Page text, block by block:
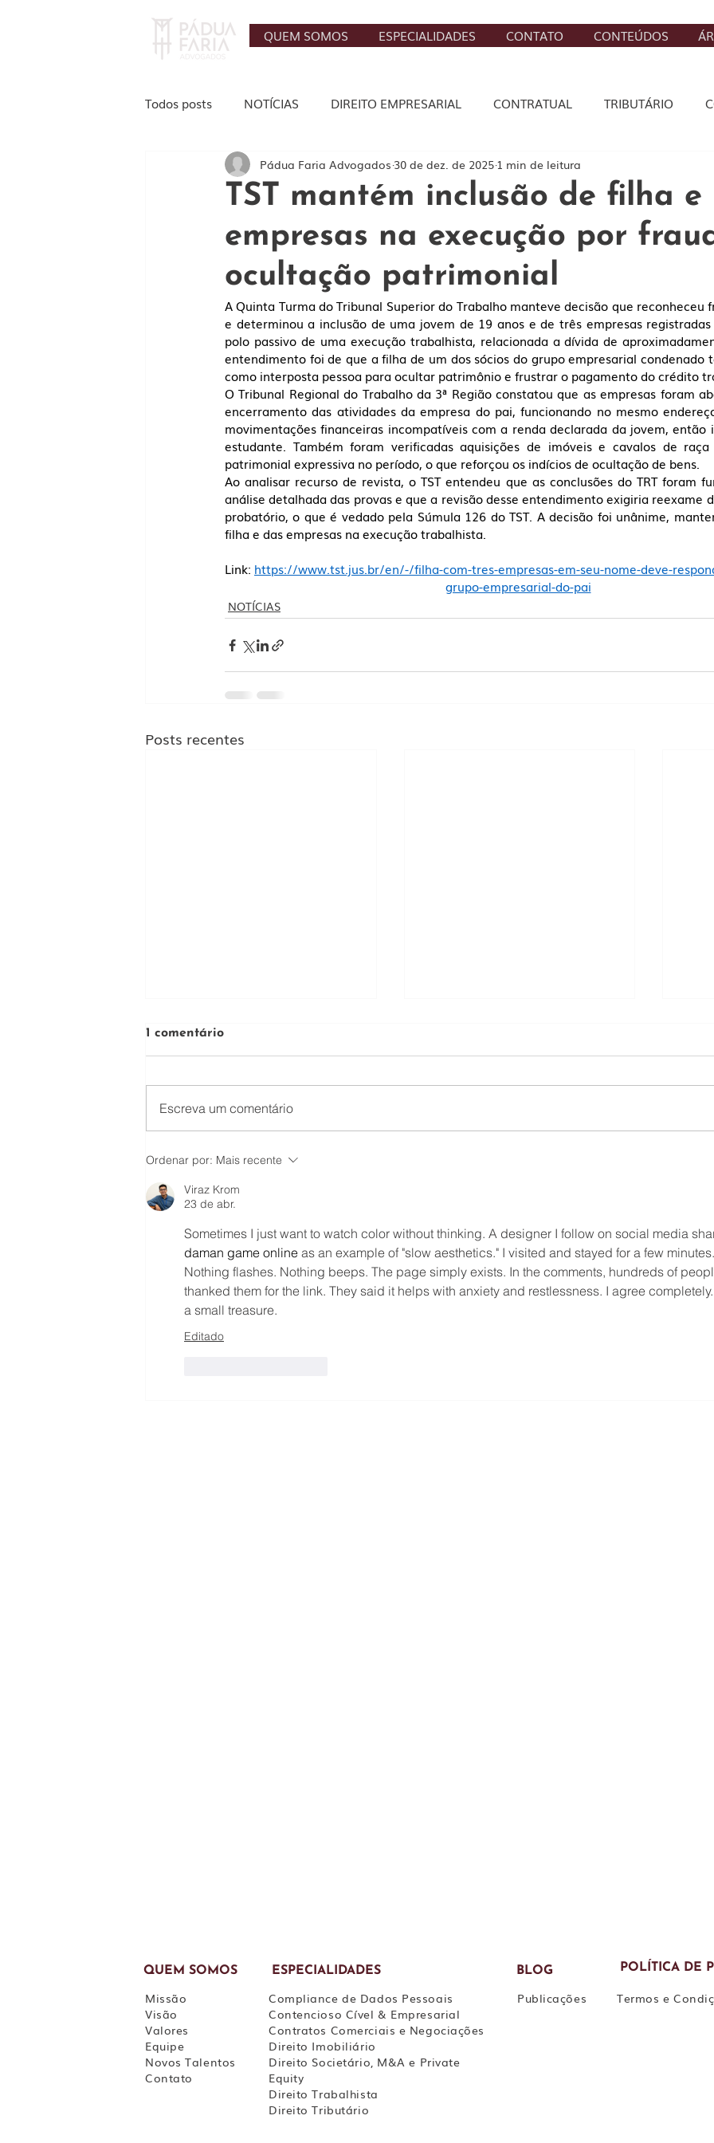
QUEM SOMOS ESPECIALIDADES CONTATO CONTEÚDOS
Todos posts NOTÍCIAS DIREITO EMPRESARIAL CONTRATUAL TRIBUTÁRIO
AGRONEGÓCIO TRABALHISTA CÍVEL DIREITO DIGITAL BANCÁRIO,
IMOBILIÁRIO
TST mantém inclusão de filha e
empresas na execução por
ocultação patrimonial
Pádua Faria Advogados 30 de dez. de 20251 min de leitura
A Quinta Turma do Tribunal Superior do Trabalho manteve decisão que reconheceu
e determinou a inclusão de uma jovem de 19 anos e de três empresas
polo passivo de uma execução trabalhista, relacionada a dívida de
entendimento foi de que a filha de um dos sócios do grupo empresarial condenado
como interposta pessoa para ocultar patrimônio e frustrar o pagamento do crédito
O Tribunal Regional do Trabalho da 3ª Região constatou que as empresas foram
encerramento das atividades da empresa do pai, funcionando no mesmo
movimentações financeiras incompatíveis com a renda declarada da jovem, então
estudante. Também foram verificadas aquisições de imóveis e cavalos de
patrimonial expressiva no período, o que reforçou os indícios de ocultação de bens.
Ao analisar recurso de revista, o TST entendeu que as conclusões do TRT foram
análise detalhada das provas e que a revisão desse entendimento exigiria reexame
probatório, o que é vedado pela Súmula 126 do TST. A decisão foi unânime,
filha e das empresas na execução trabalhista.
Link: https://www.tst.jus.br/en/-/filha-com-tres-empresas-em-seu-nome-deve-
grupo-empresarial-do-pai
NOTÍCIAS
Posts recentes
Justiça suspende regra da
Lei 15.270/25 que
condicionava isenção de IR
sobre dividendos à
aprovação até 31/12/2025
MILIONÁRIA
1 comentário
Escreva um comentário
Ordenar por: Mais recente
Viraz Krom
23 de abr.
Sometimes I just want to watch color without thinking. A designer I follow on social media
daman game online as an example of "slow aesthetics." I visited and stayed for a few minutes.
Nothing flashes. Nothing beeps. The page simply exists. In the comments, hundreds of
thanked them for the link. They said it helps with anxiety and restlessness. I agree
a small treasure.
Editado
BLOG
ESPECIALIDADES
QUEM SOMOS
Missão
Visão
Valores
Equipe
Novos Talentos
Contato
Compliance de Dados Pessoais
Contencioso Cível & Empresarial
Contratos Comerciais e Negociações
Direito Imobiliário
Direito Societário, M&A e Private
Equity
Direito Trabalhista
Direito Tributário
Publicações
POLÍTICA DE
Termos e